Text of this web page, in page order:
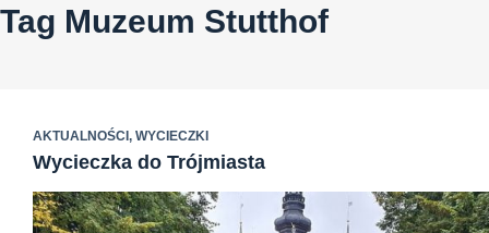
Tag Muzeum Stutthof
AKTUALNOŚCI , WYCIECZKI
Wycieczka do Trójmiasta